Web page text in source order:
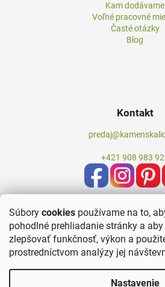
Súbory cookies používame na to,
pohodlné prehliadanie stránky a
zlepšovať funkčnosť, výkon a
prostredníctvom analýzy jej
Nastavenie
Kam dodávame
Voľné pracovné
Časté otázky
Blog
Kontakt
+421 908 983